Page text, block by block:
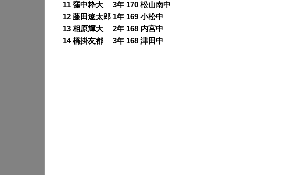
11 窪中粋大 3年 170 松山南中
12 藤田遼太郎 1年 169 小松中
13 相原輝大 2年 168 内宮中
14 橋掛友都 3年 168 津田中